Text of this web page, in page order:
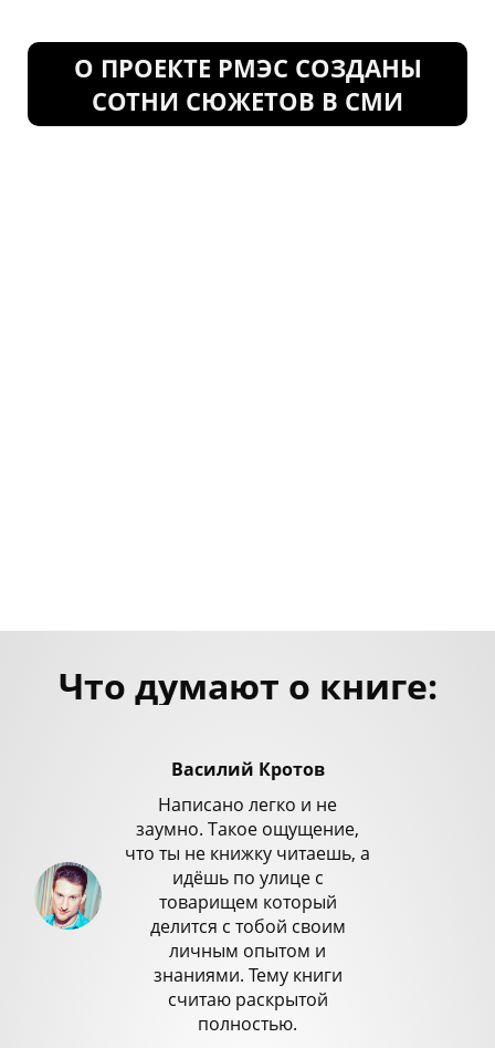
О ПРОЕКТЕ РМЭС СОЗДАНЫ
СОТНИ СЮЖЕТОВ В СМИ
Что думают о книге:
Василий Кротов
Написано легко и не
заумно. Такое ощущение,
что ты не книжку читаешь, а
идёшь по улице с
товарищем который
делится с тобой своим
личным опытом и
знаниями. Тему книги
считаю раскрытой
полностью.